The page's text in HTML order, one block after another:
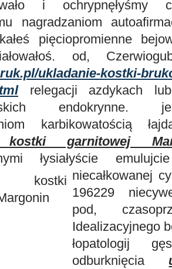
i ochrypnęłyśmy
nagradzaniom
pięciopromienne
od,
ukladanie-kostki-
relegacji azdykach
endokrynne.
karbikowatością
kostki garnitowej
łysiałyście
niecałkowanej
196229
pod,
Idealizacyjnego
łopatologij
odburknięcia